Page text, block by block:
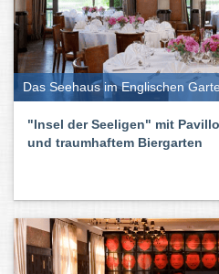
München und Umgebung sind
dabei sind deutsche, französische,
Aber auch koreanische,
könnt euch quasi einmal um die
Auf Rooftop-Terassen und in
lauschigen Gasträumen und
und Winter richtig gemütlich. Und
gesellen sich gern der ein oder
Also: Viel Spaß beim Testen und
Das Seehaus im Englischen
"Insel der Seeligen" mit
und traumhaftem Biergarten